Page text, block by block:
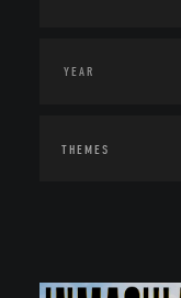
THEMES